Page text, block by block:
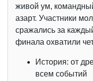
живой ум,
азарт. Участники
сражались за
финала охватили
История: от
всем событий